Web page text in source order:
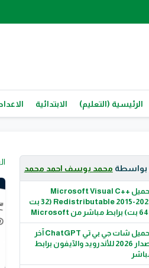
الرئيسية (التعليم) الابتدائية
بواسطة محمد يوسف احمد محمد
تحميل Microsoft Visual C++
Redistributable 2015-2022 (32 بت
تحميل شات جي بي تي ChatGPT آخر
إصدار 2026 للأندرويد والآيفون برابط